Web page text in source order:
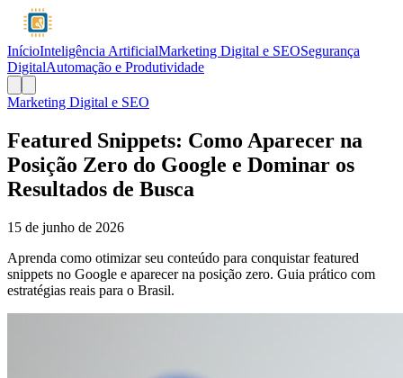
InícioInteligência ArtificialMarketing Digital e SEOSegurança
DigitalAutomação e Produtividade
Marketing Digital e SEO
Featured Snippets: Como Aparecer na
Posição Zero do Google e Dominar os
Resultados de Busca
15 de junho de 2026
Aprenda como otimizar seu conteúdo para conquistar featured
snippets no Google e aparecer na posição zero. Guia prático com
estratégias reais para o Brasil.